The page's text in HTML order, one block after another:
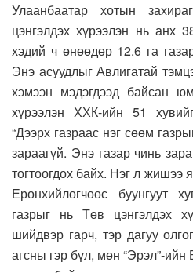
Улаанбаатар хотын
цэнгэлдэх хүрээлэн нь анх
хэдий ч өнөөдөр 12.6 га
Энэ асуудлыг Авлигатай
хэмээн мэдэгдээд байсан
хүрээлэн ХХК-ийн 51
“Дээрх газраас нэг сөөм
зараагүй. Энэ газар чинь
тогтоогдох байх. Нэг л жишээ
Ерөнхийлөгчөөс буунгуут
газрыг нь Төв цэнгэлдэх
шийдвэр гарч, тэр дагуу
агсны гэр бүл, мөн “Эрэл”-